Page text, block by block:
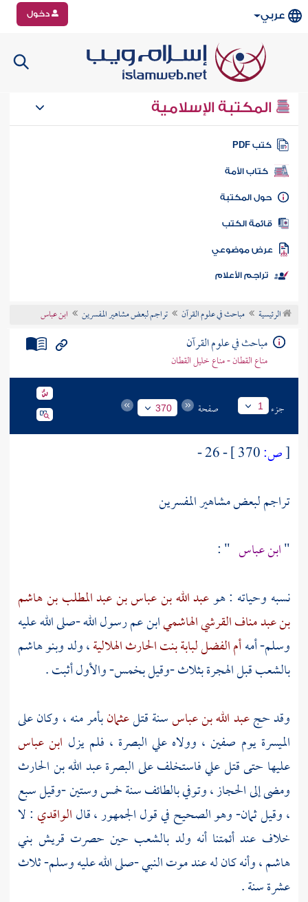
عربي دخول
المكتبة الإسلامية
كتب PDF
كتاب الأمة
المكتبة
الكتب
موضوعي
تراجم الأعلام
الرئيسية مباحث في علوم القرآن تراجم لبعض مشاهير المفسرين ابن عباس
مباحث في علوم القرآن
مناع القطان - مناع خليل القطان
جزء 1 صفحة 370
[ص:
- 26 -
تراجم لبعض مشاهير المفسرين
"ابن عباس " :
نسبه وحياته : هوعبد الله بن عباس بن عبد المطلب بن هاشم
بن عبد مناف القرشي الهاشميابن عم رسول الله -صلى الله عليه
وسلم- أمهأم الفضل لبابة بنت الحارث الهلالية، ولدوبنو هاشم
بالشعب قبل الهجرة بثلاث -وقيل بخمس- والأول أثبت .
وقد حجعبد الله بن عباسسنة قتلعثمانبأمر منه ، وكان على
الميسرة يوم صفين ، وولاه علي البصرة ، فلم يزل ابن عباس
عليها حتى قتل علي فاستخلف علىالبصرةعبد الله بن الحارث
ومضى إلى الحجاز ، وتوفي بالطائف سنة خمس وستين -وقيل سبع
، وقيل ثمان- وهو الصحيح في قول الجمهور ، قالالواقدي : لا
خلاف عند أئمتنا أنه ولد بالشعب حين حصرت قريش بني
هاشم، وأنه كان له عند موت النبي -صلى الله عليه وسلم- ثلاث
عشرة سنة .